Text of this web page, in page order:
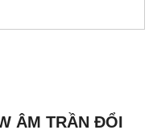
ÂM TRẦN ĐỔI